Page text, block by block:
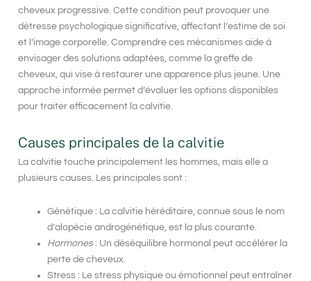
cheveux progressive. Cette condition peut provoquer une
détresse psychologique significative, affectant l’estime de soi
et l’image corporelle. Comprendre ces mécanismes aide à
envisager des solutions adaptées, comme la greffe de
cheveux, qui vise à restaurer une apparence plus jeune. Une
approche informée permet d’évaluer les options disponibles
pour traiter efficacement la calvitie.
Causes principales de la calvitie
La calvitie touche principalement les hommes, mais elle a
plusieurs causes. Les principales sont :
Génétique : La calvitie héréditaire, connue sous le nom
d’alopécie androgénétique, est la plus courante.
Hormones: Un déséquilibre hormonal peut accélérer la
perte de cheveux.
Stress : Le stress physique ou émotionnel peut entraîner